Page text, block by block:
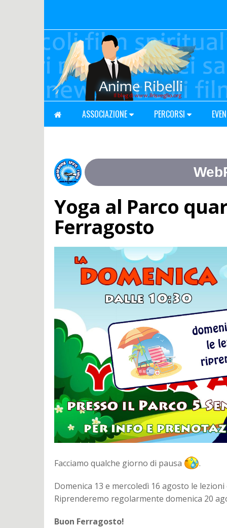
ASSOCIAZIONE PERCORSI
Yoga al Parco
Ferragosto
Facciamo qualche giorno di pausa .
Domenica 13 e mercoledì 16 agosto le
Riprenderemo regolarmente domenica 20
Buon Ferragosto!